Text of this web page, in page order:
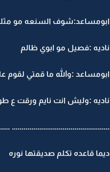
ابومساعد:شوف السنعه مو
ناديه :فصيل مو ابوي ظالم
ابومساعد :والله ما قمتي لقوم
ناديه :وليش انت نايم ورقت ع
..............
ديما قاعده تكلم صديقتها نوره